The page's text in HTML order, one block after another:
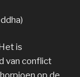
is
van conflict